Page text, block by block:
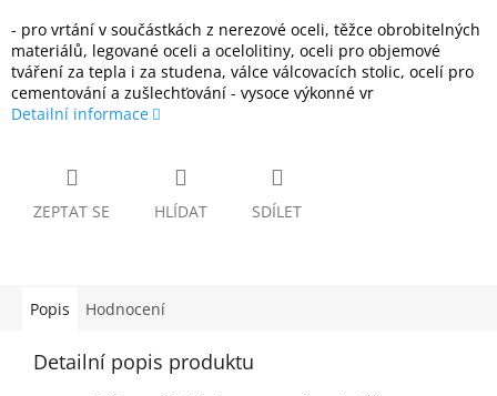
- pro vrtání v součástkách z nerezové oceli, těžce obrobitelných
materiálů, legované oceli a ocelolitiny, oceli pro objemové
tváření za tepla i za studena, válce válcovacích stolic, ocelí pro
cementování a zušlechťování - vysoce výkonné vr
Detailní informace
ZEPTAT SE HLÍDAT SDÍLET
Popis Hodnocení
Detailní popis produktu